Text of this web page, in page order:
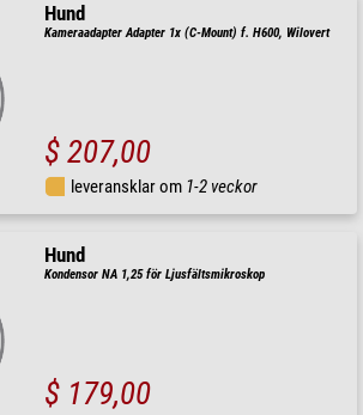
Hund
Kameraadapter Adapter 1x (C-Mount) f. H600, Wilovert
$ 207,00
leveransklar om 1-2 veckor
Hund
Kondensor NA 1,25 för Ljusfältsmikroskop
$ 179,00